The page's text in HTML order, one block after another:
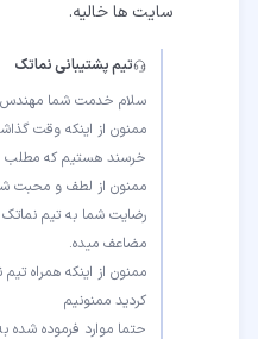
سایت ها خالیه.
تیم پشتیبانی نماتک
ممنون از اینکه وقت
رضایت شما به تیم نماتک
ممنون از اینکه همراه